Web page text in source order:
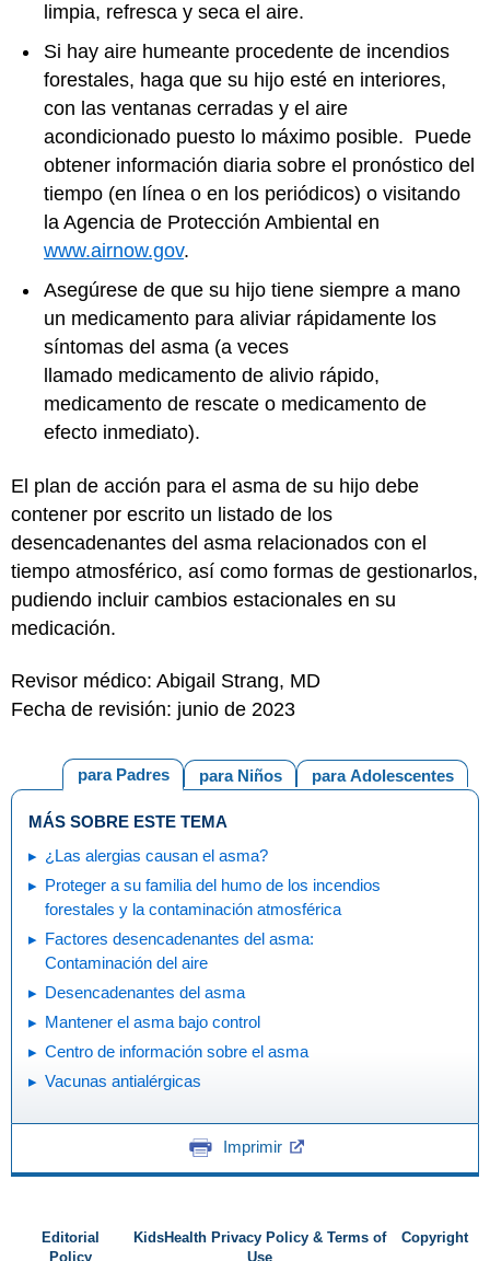
limpia, refresca y seca el aire.
Si hay aire humeante procedente de incendios
forestales, haga que su hijo esté en interiores,
con las ventanas cerradas y el aire
acondicionado puesto lo máximo posible. Puede
obtener información diaria sobre el pronóstico del
tiempo (en línea o en los periódicos) o visitando
la Agencia de Protección Ambiental en
www.airnow.gov.
Asegúrese de que su hijo tiene siempre a mano
un medicamento para aliviar rápidamente los
síntomas del asma (a veces
llamado medicamento de alivio rápido,
medicamento de rescate o medicamento de
efecto inmediato).
El plan de acción para el asma de su hijo debe
contener por escrito un listado de los
desencadenantes del asma relacionados con el
tiempo atmosférico, así como formas de gestionarlos,
pudiendo incluir cambios estacionales en su
medicación.
Revisor médico: Abigail Strang, MD
Fecha de revisión: junio de 2023
para Adolescentes
para Niños
para Padres
MÁS SOBRE ESTE TEMA
¿Las alergias causan el asma?
Proteger a su familia del humo de los incendios
forestales y la contaminación atmosférica
Factores desencadenantes del asma:
Contaminación del aire
Desencadenantes del asma
Mantener el asma bajo control
Centro de información sobre el asma
Vacunas antialérgicas
Imprimir
Editorial
Policy
KidsHealth Privacy Policy & Terms of
Use
Copyright